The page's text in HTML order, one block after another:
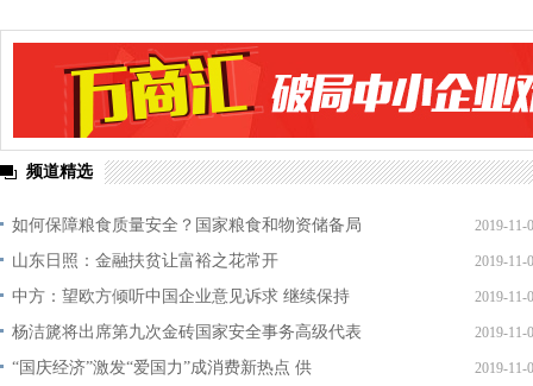
频道精选
如何保障粮食质量安全？国家粮食和物资储备局 2019-11-
山东日照：金融扶贫让富裕之花常开 2019-11-
中方：望欧方倾听中国企业意见诉求 继续保持 2019-11-
杨洁篪将出席第九次金砖国家安全事务高级代表 2019-11-
“国庆经济”激发“爱国力”成消费新热点 供 2019-11-